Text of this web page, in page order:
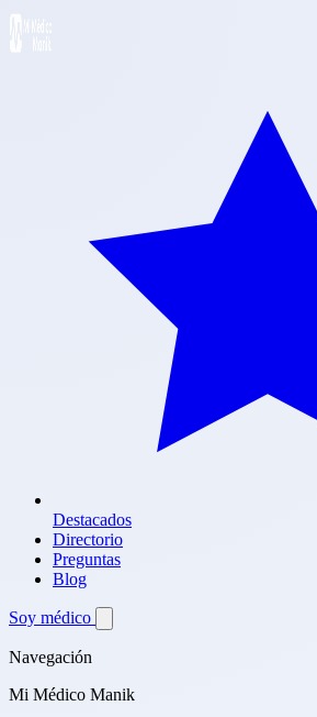
Destacados
Directorio
Preguntas
Blog
Soy médico
Navegación
Mi Médico Manik